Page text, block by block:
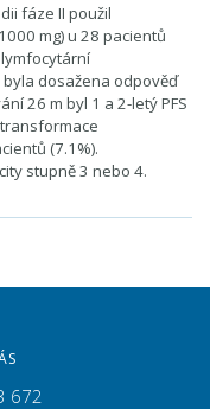
fáze II použil
mg) u 28 pacientů
dosažena odpověď
26 m byl 1 a 2-letý PFS
(7.1%).
stupně 3 nebo 4.
672